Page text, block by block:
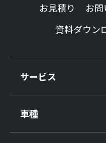
お見積り お
資料ダウン
サービス
車種